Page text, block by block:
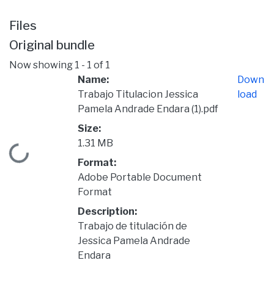
Files
Original bundle
Now showing 1 - 1 of 1
Loading...
Name:
Trabajo Titulacion Jessica
Pamela Andrade Endara (1).pdf
Size:
1.31 MB
Format:
Adobe Portable Document
Format
Description:
Trabajo de titulación de
Jessica Pamela Andrade
Endara
Down
load